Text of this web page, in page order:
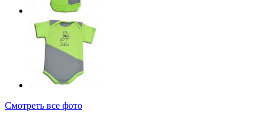
Смотреть все фото